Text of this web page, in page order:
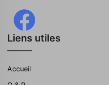
Liens utiles
Accueil